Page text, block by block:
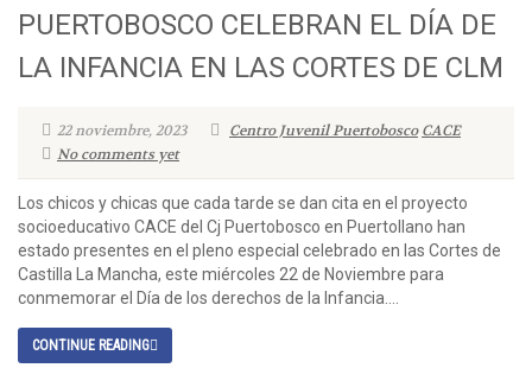
PUERTOBOSCO CELEBRAN EL DÍA DE
LA INFANCIA EN LAS CORTES DE CLM
22 noviembre, 2023 Centro Juvenil Puertobosco CACE
No comments yet
Los chicos y chicas que cada tarde se dan cita en el proyecto
socioeducativo CACE del Cj Puertobosco en Puertollano han
estado presentes en el pleno especial celebrado en las Cortes de
Castilla La Mancha, este miércoles 22 de Noviembre para
conmemorar el Día de los derechos de la Infancia....
CONTINUE READING